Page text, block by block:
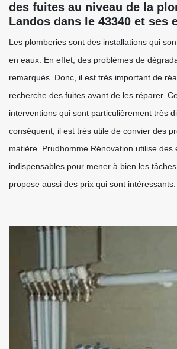
des fuites au niveau de la
Landos dans le 43340 et ses
Les plomberies sont des installations qui
en eaux. En effet, des problèmes de
remarqués. Donc, il est très important de
recherche des fuites avant de les réparer.
interventions qui sont particulièrement très
conséquent, il est très utile de convier des
matière. Prudhomme Rénovation utilise des
indispensables pour mener à bien les
propose aussi des prix qui sont intéressants.